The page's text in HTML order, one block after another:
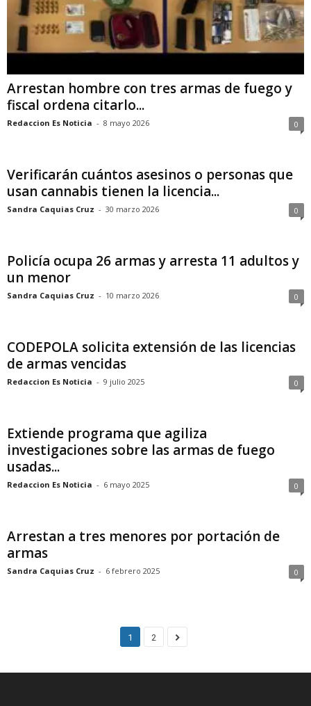
Arrestan hombre con tres armas de fuego y
fiscal ordena citarlo...
Redaccion Es Noticia - 8 mayo 2026 0
Verificarán cuántos asesinos o personas que
usan cannabis tienen la licencia...
Sandra Caquias Cruz - 30 marzo 2026 0
Policía ocupa 26 armas y arresta 11 adultos y
un menor
Sandra Caquias Cruz - 10 marzo 2026 0
CODEPOLA solicita extensión de las licencias
de armas vencidas
Redaccion Es Noticia - 9 julio 2025 0
Extiende programa que agiliza
investigaciones sobre las armas de fuego
usadas...
Redaccion Es Noticia - 6 mayo 2025 0
Arrestan a tres menores por portación de
armas
Sandra Caquias Cruz - 6 febrero 2025 0
1 2